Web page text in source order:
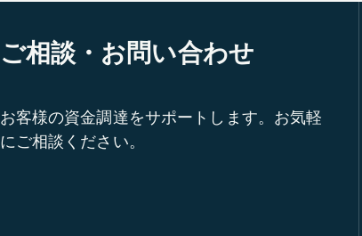
ご相談・お問い合わせ
お客様の資金調達をサポートします。お気軽
にご相談ください。